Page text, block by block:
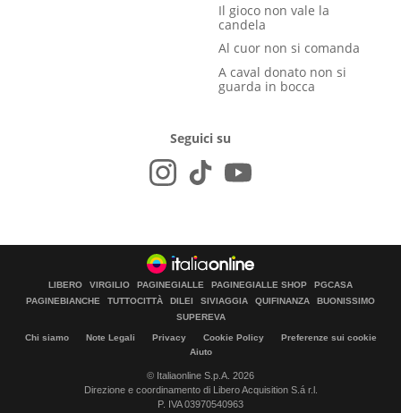
Il gioco non vale la
candela
Al cuor non si comanda
A caval donato non si
guarda in bocca
Seguici su
LIBERO VIRGILIO PAGINEGIALLE PAGINEGIALLE SHOP
PGCASA
PAGINEBIANCHE
TUTTOCITTÀ DILEI SIVIAGGIA QUIFINANZA
BUONISSIMO
SUPEREVA
Chi siamo Note Legali Privacy Cookie Policy
Preferenze sui cookie
Aiuto
© Italiaonline S.p.A. 2026
Direzione e coordinamento di Libero Acquisition S.á r.l.
P. IVA 03970540963